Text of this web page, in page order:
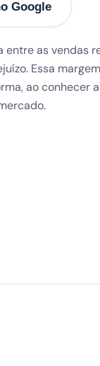
Google
as vendas
Essa
ao conhecer